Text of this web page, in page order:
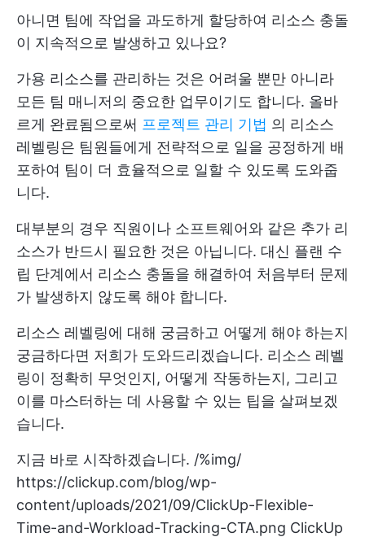
아니면 팀에 작업을 과도하게 할당하여 리소스 충돌
이 지속적으로 발생하고 있나요?
가용 리소스를 관리하는 것은 어려울 뿐만 아니라
모든 팀 매니저의 중요한 업무이기도 합니다. 올바
르게 완료됨으로써 프로젝트 관리 기법 의 리소스
레벨링은 팀원들에게 전략적으로 일을 공정하게 배
포하여 팀이 더 효율적으로 일할 수 있도록 도와줍
니다.
대부분의 경우 직원이나 소프트웨어와 같은 추가 리
소스가 반드시 필요한 것은 아닙니다. 대신 플랜 수
립 단계에서 리소스 충돌을 해결하여 처음부터 문제
가 발생하지 않도록 해야 합니다.
리소스 레벨링에 대해 궁금하고 어떻게 해야 하는지
궁금하다면 저희가 도와드리겠습니다. 리소스 레벨
링이 정확히 무엇인지, 어떻게 작동하는지, 그리고
이를 마스터하는 데 사용할 수 있는 팁을 살펴보겠
습니다.
지금 바로 시작하겠습니다. /%img/
https://clickup.com/blog/wp-
content/uploads/2021/09/ClickUp-Flexible-
Time-and-Workload-Tracking-CTA.png ClickUp